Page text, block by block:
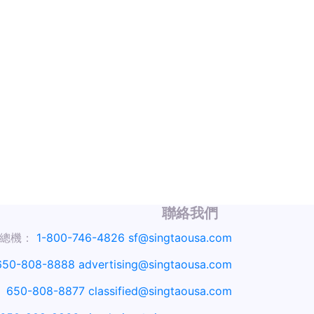
聯絡我們
總機： 1-800-746-4826 sf@singtaousa.com
808-8888 advertising@singtaousa.com
650-808-8877 classified@singtaousa.com